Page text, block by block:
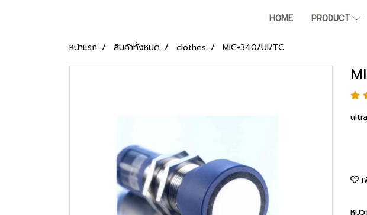
HOME PRODUCT
หน้าแรก สินค้าทั้งหมด clothes MIC+340/UI/TC
หม